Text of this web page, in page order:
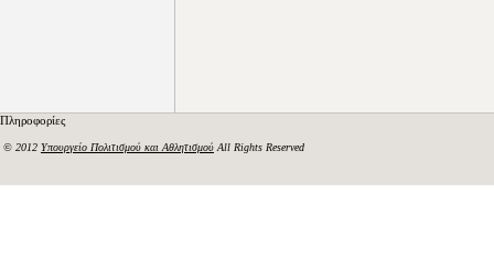
Πληροφορίες
© 2012 Υπουργείο Πολιτισμού και Αθλητισμού All Rights Reserved